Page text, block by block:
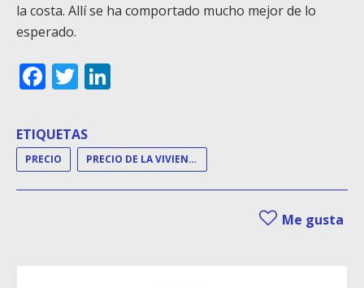
la costa. Allí se ha comportado mucho mejor de lo
esperado.
Facebook
Twitter
ETIQUETAS
PRECIO PRECIO DE LA VIVIENDA
Me gusta